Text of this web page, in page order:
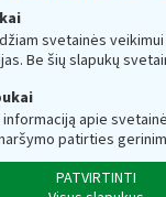
svetainės
Be šių slapukų
apie
patirties
PATVIRTINTI